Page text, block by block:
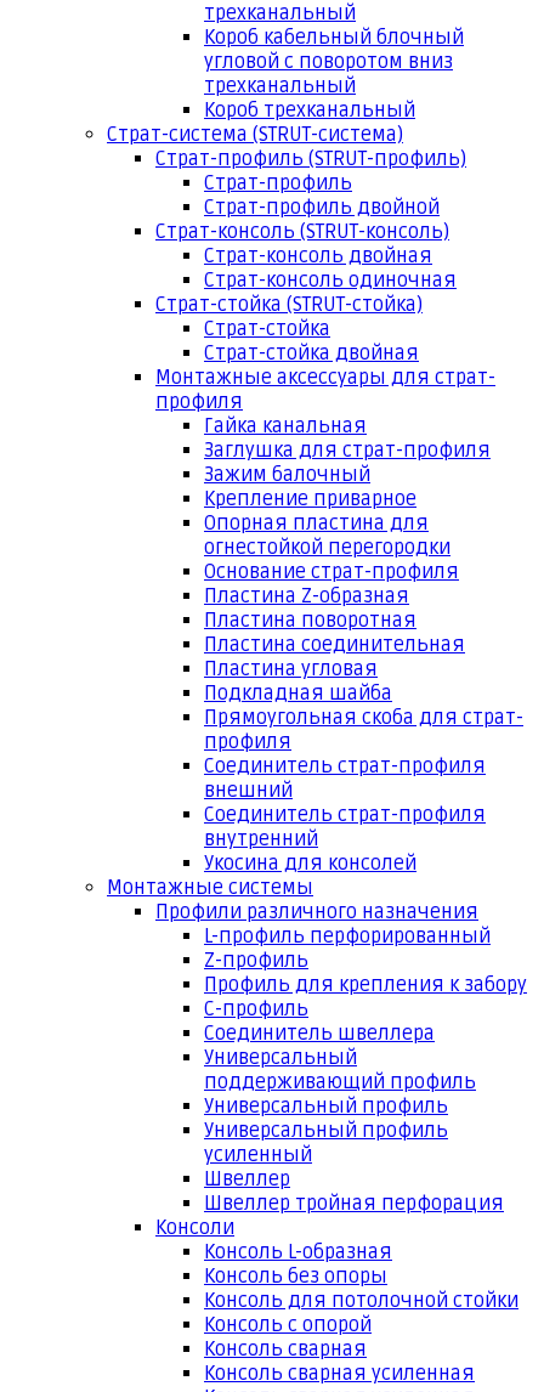
трехканальный
Короб кабельный блочный
угловой с поворотом вниз
трехканальный
Короб трехканальный
Страт-система (STRUT-система)
Страт-профиль (STRUT-профиль)
Страт-профиль
Страт-профиль двойной
Страт-консоль (STRUT-консоль)
Страт-консоль двойная
Страт-консоль одиночная
Страт-стойка (STRUT-стойка)
Страт-стойка
Страт-стойка двойная
Монтажные аксессуары для страт-
профиля
Гайка канальная
Заглушка для страт-профиля
Зажим балочный
Крепление приварное
Опорная пластина для
огнестойкой перегородки
Основание страт-профиля
Пластина Z-образная
Пластина поворотная
Пластина соединительная
Пластина угловая
Подкладная шайба
Прямоугольная скоба для страт-
профиля
Соединитель страт-профиля
внешний
Соединитель страт-профиля
внутренний
Укосина для консолей
Монтажные системы
Профили различного назначения
L-профиль перфорированный
Z-профиль
Профиль для крепления к забору
С-профиль
Соединитель швеллера
Универсальный
поддерживающий профиль
Универсальный профиль
Универсальный профиль
усиленный
Швеллер
Швеллер тройная перфорация
Консоли
Консоль L-образная
Консоль без опоры
Консоль для потолочной стойки
Консоль с опорой
Консоль сварная
Консоль сварная усиленная